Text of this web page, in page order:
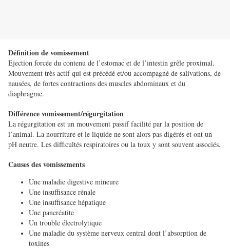
Définition de vomissement
Ejection forcée du contenu de l’estomac et de l’intestin grêle proximal.
Mouvement très actif qui est précédé et/ou accompagné de salivations, de
nausées, de fortes contractions des muscles abdominaux et du
diaphragme.
Différence vomissement/régurgitation
La régurgitation est un mouvement passif facilité par la position de
l’animal. La nourriture et le liquide ne sont alors pas digérés et ont un
pH neutre. Les difficultés respiratoires ou la toux y sont souvent associés.
Causes des vomissements
Une maladie digestive mineure
Une insuffisance rénale
Une insuffisance hépatique
Une pancréatite
Un trouble électrolytique
Une maladie du système nerveux central dont l’absorption de
toxines